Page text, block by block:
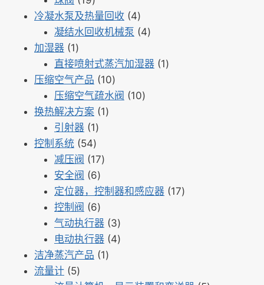
品
品
个
产
冷凝水泵及热量回收 44
个
品
凝结水回收机械泵 44
产
加湿器 11
个
产
品
直接喷射式蒸汽加湿器 11
压缩空气产品 1010
个
压缩空气疏水阀 1010
换热解决方案 11
引射器 11
个
产
品
控制系统 5454
个
产
品
减压阀 1717
产
安全阀 66
个
产
品
定位器，控制器和感应器 1717
控制阀 66
个
产
品
气动执行器 33
个
电动执行器 44
洁净蒸汽产品 11
流量计 55